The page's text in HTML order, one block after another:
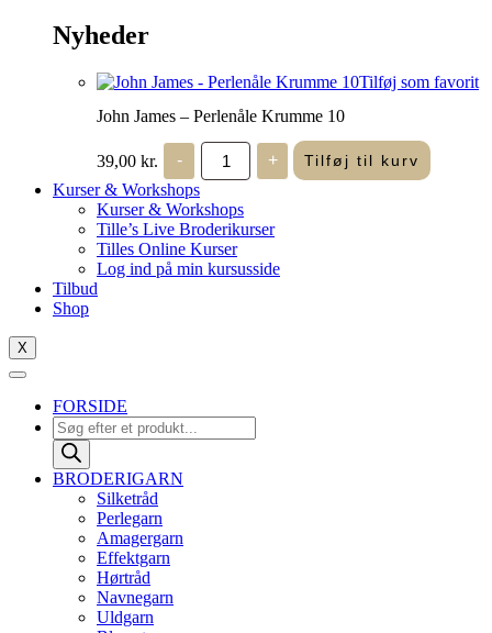
Nyheder
Tilføj som favorit
John James – Perlenåle Krumme 10
39,00 kr. -
John
James
-
Perlenåle
Krumme
10
antal
+ Tilføj til kurv
Kurser & Workshops
Kurser & Workshops
Tille’s Live Broderikurser
Tilles Online Kurser
Log ind på min kursusside
Tilbud
Shop
X
FORSIDE
Products
search
BRODERIGARN
Silketråd
Perlegarn
Amagergarn
Effektgarn
Hørtråd
Navnegarn
Uldgarn